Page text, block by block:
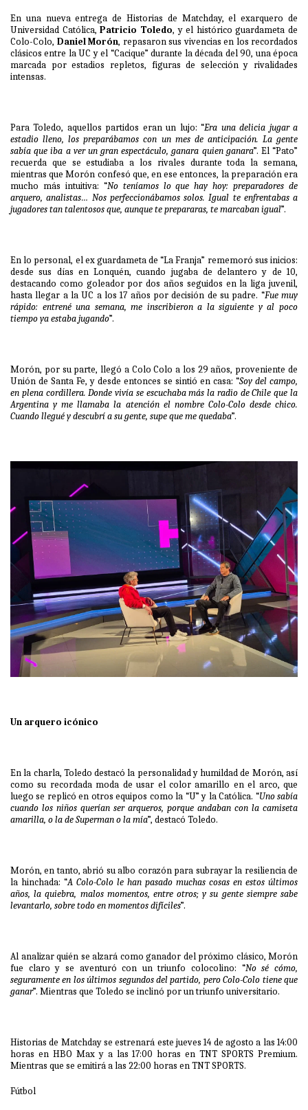
En una nueva entrega de Historias de Matchday, el exarquero de
Universidad Católica,Patricio Toledo, y el histórico guardameta de
Colo-Colo, Daniel Morón, repasaron sus vivencias en los recordados
clásicos entre la UC y el “Cacique” durante la década del 90, una época
marcada por estadios repletos, figuras de selección y rivalidades
intensas.
Para Toledo, aquellos partidos eran un lujo: “Era una delicia jugar a
estadio lleno, los preparábamos con un mes de anticipación. La gente
sabía que iba a ver un gran espectáculo, ganara quien ganara”. El “Pato”
recuerda que se estudiaba a los rivales durante toda la semana,
mientras que Morón confesó que, en ese entonces, la preparación era
mucho más intuitiva: “No teníamos lo que hay hoy: preparadores de
arquero, analistas… Nos perfeccionábamos solos. Igual te enfrentabas a
jugadores tan talentosos que, aunque te prepararas, te marcaban igual”.
En lo personal, el ex guardameta de “La Franja” rememoró sus inicios:
desde sus días en Lonquén, cuando jugaba de delantero y de 10,
destacando como goleador por dos años seguidos en la liga juvenil,
hasta llegar a la UC a los 17 años por decisión de su padre. “Fue muy
rápido: entrené una semana, me inscribieron a la siguiente y al poco
tiempo ya estaba jugando”.
Morón, por su parte, llegó a Colo Colo a los 29 años, proveniente de
Unión de Santa Fe, y desde entonces se sintió en casa: “Soy del campo,
en plena cordillera. Donde vivía se escuchaba más la radio de Chile que la
Argentina y me llamaba la atención el nombre Colo-Colo desde chico.
Cuando llegué y descubrí a su gente, supe que me quedaba”.
Un arquero icónico
En la charla, Toledo destacó la personalidad y humildad de Morón, así
como su recordada moda de usar el color amarillo en el arco, que
luego se replicó en otros equipos como la “U” y la Católica. “Uno sabía
cuando los niños querían ser arqueros, porque andaban con la camiseta
amarilla, o la de Superman o la mía”, destacó Toledo.
Morón, en tanto, abrió su albo corazón para subrayar la resiliencia de
la hinchada: “A Colo-Colo le han pasado muchas cosas en estos últimos
años, la quiebra, malos momentos, entre otros; y su gente siempre sabe
levantarlo, sobre todo en momentos difíciles”.
Al analizar quién se alzará como ganador del próximo clásico, Morón
fue claro y se aventuró con un triunfo colocolino: “No sé cómo,
seguramente en los últimos segundos del partido, pero Colo-Colo tiene que
ganar”. Mientras que Toledo se inclinó por un triunfo universitario.
Historias de Matchday se estrenará este jueves 14 de agosto a las 14:00
horas en HBO Max y a las 17:00 horas en TNT SPORTS Premium.
Mientras que se emitirá a las 22:00 horas en TNT SPORTS.
Fútbol